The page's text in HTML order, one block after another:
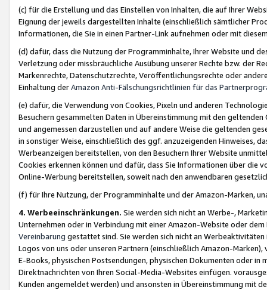
(c) für die Erstellung und das Einstellen von Inhalten, die auf Ihrer
Eignung der jeweils dargestellten Inhalte (einschließlich sämtlicher
Informationen, die Sie in einen Partner-Link aufnehmen oder mit
(d) dafür, dass die Nutzung der Programminhalte, Ihrer Website und
Verletzung oder missbräuchliche Ausübung unserer Rechte bzw. der
Markenrechte, Datenschutzrechte, Veröffentlichungsrechte oder
Einhaltung derAmazon Anti-Fälschungsrichtlinien für das
(e) dafür, die Verwendung von Cookies, Pixeln und anderen
Besuchern gesammelten Daten in Übereinstimmung mit den
und angemessen darzustellen und auf andere Weise die geltenden
in sonstiger Weise, einschließlich des ggf. anzuzeigenden Hinweises,
Werbeanzeigen bereitstellen, von den Besuchern Ihrer Website
Cookies erkennen können und dafür, dass Sie Informationen über die
Online-Werbung bereitstellen, soweit nach den anwendbaren
(f) für Ihre Nutzung, der Programminhalte und der Amazon-Marken,
4. Werbeeinschränkungen. Sie werden sich nicht an Werbe-,
Unternehmen oder in Verbindung mit einer Amazon-Website oder
Vereinbarung gestattet sind. Sie werden sich nicht an
Logos von uns oder unseren Partnern (einschließlich Amazon-
E-Books, physischen Postsendungen, physischen Dokumenten oder in
Direktnachrichten von Ihren Social-Media-Websites einfügen.
Kunden angemeldet werden) und ansonsten in Übereinstimmung mit